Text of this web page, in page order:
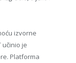
izvorne
učinio je
Platforma